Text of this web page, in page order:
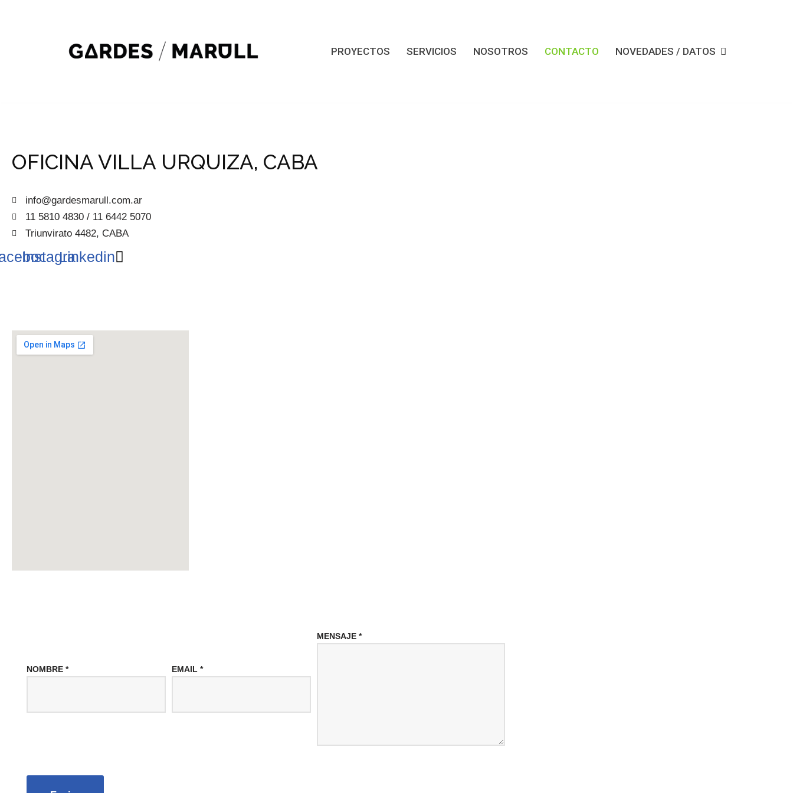
PROYECTOS SERVICIOS NOSOTROS CONTACTO NOVEDADES / DATOS
OFICINA VILLA URQUIZA, CABA
info@gardesmarull.com.ar
11 5810 4830 / 11 6442 5070
Triunvirato 4482, CABA
InstagramLinkedin
NOMBRE * EMAIL *
MENSAJE *